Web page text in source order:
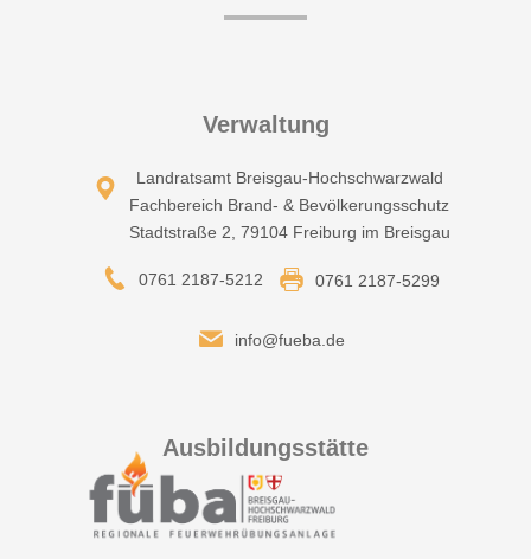
Verwaltung
Landratsamt Breisgau-Hochschwarzwald
Fachbereich Brand- & Bevölkerungsschutz
Stadtstraße 2, 79104 Freiburg im Breisgau
0761 2187-5212 0761 2187-5299
info@fueba.de
Ausbildungsstätte